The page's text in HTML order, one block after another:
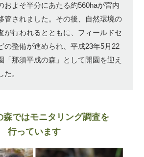
およそ半分にあたる約560haが宮内
管されました。その後、自然環境の
が行われるとともに、フィールドセ
の整備が進められ、平成23年5月22
「那須平成の森」として開園を迎え
。
森ではモニタリング調査を
行っています